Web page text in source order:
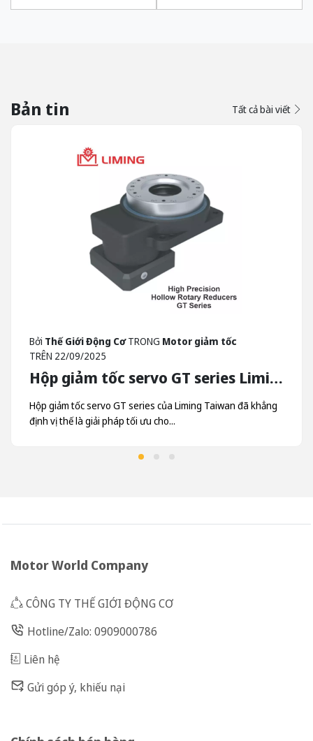
Bản tin Tất cả bài viết
Bởi Thế Giới Động Cơ TRONG Motor giảm tốc
TRÊN 22/09/2025
Hộp giảm tốc servo GT series Liming - Hộp Giảm Tốc Quay Trục Rỗng Liming Taiwan
Hộp giảm tốc servo GT series của Liming Taiwan đã khẳng
định vị thế là giải pháp tối ưu cho...
Motor World Company
CÔNG TY THẾ GIỚI ĐỘNG CƠ
Hotline/Zalo: 0909000786
Liên hệ
Gửi góp ý, khiếu nại